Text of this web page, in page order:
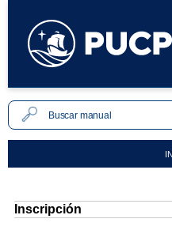
Inscripción